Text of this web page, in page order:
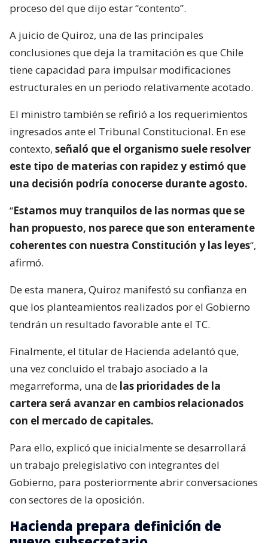
proceso del que dijo estar “contento”.
A juicio de Quiroz, una de las principales
conclusiones que deja la tramitación es que Chile
tiene capacidad para impulsar modificaciones
estructurales en un periodo relativamente acotado.
El ministro también se refirió a los requerimientos
ingresados ante el Tribunal Constitucional. En ese
contexto, señaló que el organismo suele resolver
este tipo de materias con rapidez y estimó que
una decisión podría conocerse durante agosto.
“Estamos muy tranquilos de las normas que se
han propuesto, nos parece que son enteramente
coherentes con nuestra Constitución y las leyes“,
afirmó.
De esta manera, Quiroz manifestó su confianza en
que los planteamientos realizados por el Gobierno
tendrán un resultado favorable ante el TC.
Finalmente, el titular de Hacienda adelantó que,
una vez concluido el trabajo asociado a la
megarreforma, una de las prioridades de la
cartera será avanzar en cambios relacionados
con el mercado de capitales.
Para ello, explicó que inicialmente se desarrollará
un trabajo prelegislativo con integrantes del
Gobierno, para posteriormente abrir conversaciones
con sectores de la oposición.
Hacienda prepara definición de